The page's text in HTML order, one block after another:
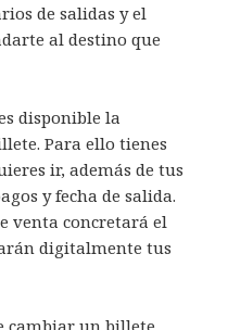
de salidas y el
al destino que
disponible la
Para ello tienes
ir, además de tus
y fecha de salida.
venta concretará el
digitalmente tus
cambiar un billete